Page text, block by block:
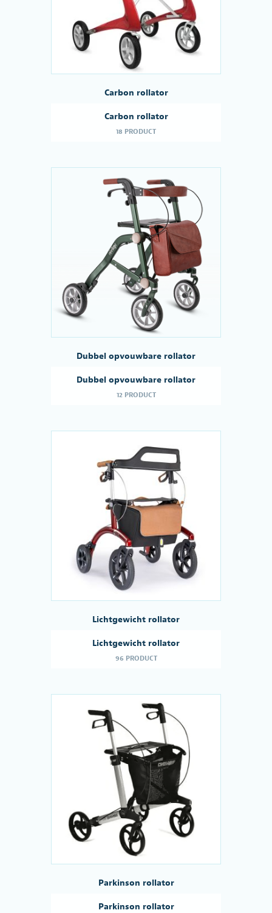
Carbon rollator
Carbon rollator
18 PRODUCT
Dubbel opvouwbare rollator
Dubbel opvouwbare rollator
12 PRODUCT
Lichtgewicht rollator
Lichtgewicht rollator
96 PRODUCT
Parkinson rollator
Parkinson rollator